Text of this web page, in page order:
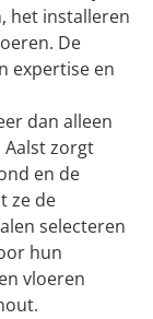
het installeren
De
expertise en
dan alleen
Aalst zorgt
en de
ze de
selecteren
hun
vloeren